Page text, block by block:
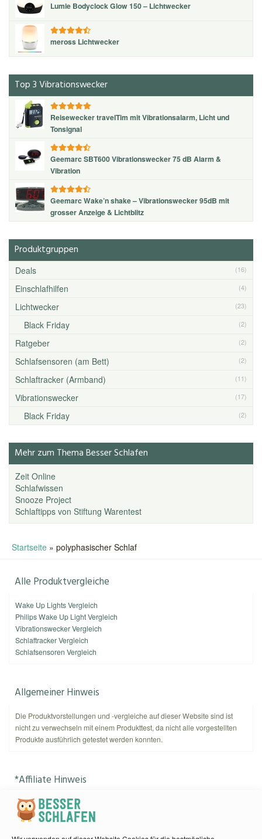
Lumie Bodyclock Glow 150 – Lichtwecker
meross Lichtwecker
Top 3 Vibrationswecker
Reisewecker travelTim mit Vibrationsalarm, Licht und
Tonsignal
Geemarc SBT600 Vibrationswecker 75 dB Alarm &
Vibration
Geemarc Wake’n shake – Vibrationswecker 95dB mit
grosser Anzeige & Lichtblitz
Produktgruppen
Deals (16)
Einschlafhilfen (4)
Lichtwecker (23)
Black Friday (2)
Ratgeber (2)
Schlafsensoren (am Bett) (2)
Schlaftracker (Armband) (11)
Vibrationswecker (17)
Black Friday (2)
Mehr zum Thema Besser Schlafen
Zeit Online
Schlafwissen
Snooze Project
Schlaftipps von Stiftung Warentest
Startseite» polyphasischer Schlaf
Alle Produktvergleiche
Wake Up Lights Vergleich
Philips Wake Up Light Vergleich
Vibrationswecker Vergleich
Schlaftracker Vergleich
Schlafsensoren Vergleich
Allgemeiner Hinweis
Die Produktvorstellungen und -vergleiche auf dieser Website sind ist
nicht zu verwechseln mit einem Produkttest, da nicht alle vorgestellten
Produkte ausführlich getestet werden konnten.
*Affiliate Hinweis
Als Amazon-Partner verdient
Käufen. Amazon und das Amazon-Logo sind Warenzeichen von